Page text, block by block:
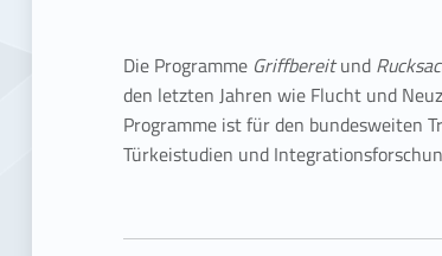
Die Programme Griffbereitund
den letzten Jahren wie Flucht und
Programme ist für den bundesweiten
Türkeistudien und